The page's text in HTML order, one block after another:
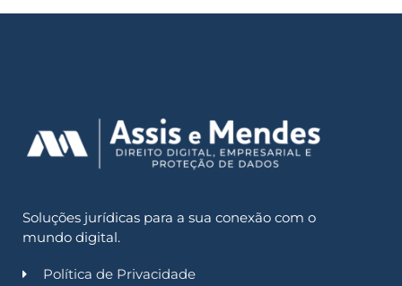
Soluções jurídicas para a sua conexão com o
mundo digital.
Política de Privacidade